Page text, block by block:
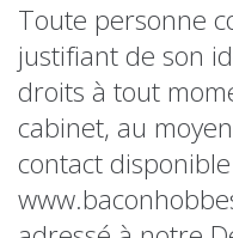
Toute personne
justifiant de son
droits à tout
cabinet, au
contact